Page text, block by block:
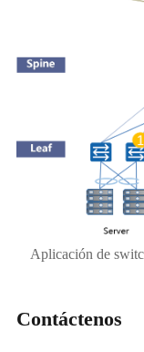
Aplicación de
Contáctenos